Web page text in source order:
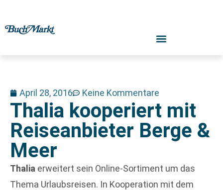
April 28, 2016 Keine Kommentare
Thalia kooperiert mit
Reiseanbieter Berge &
Meer
Thalia erweitert sein Online-Sortiment um das
Thema Urlaubsreisen. In Kooperation mit dem